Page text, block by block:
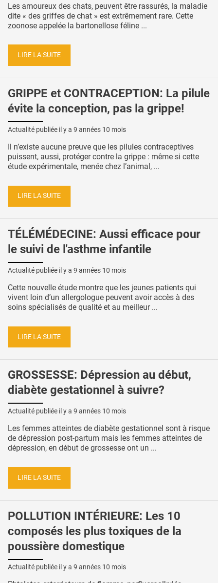
Les amoureux des chats, peuvent être rassurés, la maladie
dite « des griffes de chat » est extrêmement rare. Cette
zoonose appelée la bartonellose féline ...
LIRE LA SUITE
GRIPPE et CONTRACEPTION: La pilule
évite la conception, pas la grippe!
Actualité publiée il y a 9 années 10 mois
Il n’existe aucune preuve que les pilules contraceptives
puissent, aussi, protéger contre la grippe : même si cette
étude expérimentale, menée chez l’animal, ...
LIRE LA SUITE
TÉLÉMÉDECINE: Aussi efficace pour
le suivi de l'asthme infantile
Actualité publiée il y a 9 années 10 mois
Cette nouvelle étude montre que les jeunes patients qui
vivent loin d’un allergologue peuvent avoir accès à des
soins spécialisés de qualité et au meilleur ...
LIRE LA SUITE
GROSSESSE: Dépression au début,
diabète gestationnel à suivre?
Actualité publiée il y a 9 années 10 mois
Les femmes atteintes de diabète gestationnel sont à risque
de dépression post-partum mais les femmes atteintes de
dépression, en début de grossesse ont un ...
LIRE LA SUITE
POLLUTION INTÉRIEURE: Les 10
composés les plus toxiques de la
poussière domestique
Actualité publiée il y a 9 années 10 mois